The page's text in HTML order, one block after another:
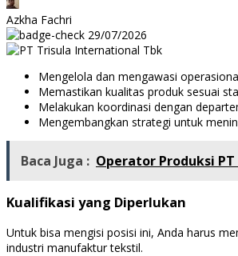
Azkha Fachri
29/07/2026
Mengelola dan mengawasi
Memastikan kualitas produk sesuai
Melakukan koordinasi dengan
Mengembangkan strategi untuk
Baca Juga : Operator Produksi
Kualifikasi yang Diperlukan
Untuk bisa mengisi posisi ini, Anda harus
industri manufaktur tekstil.